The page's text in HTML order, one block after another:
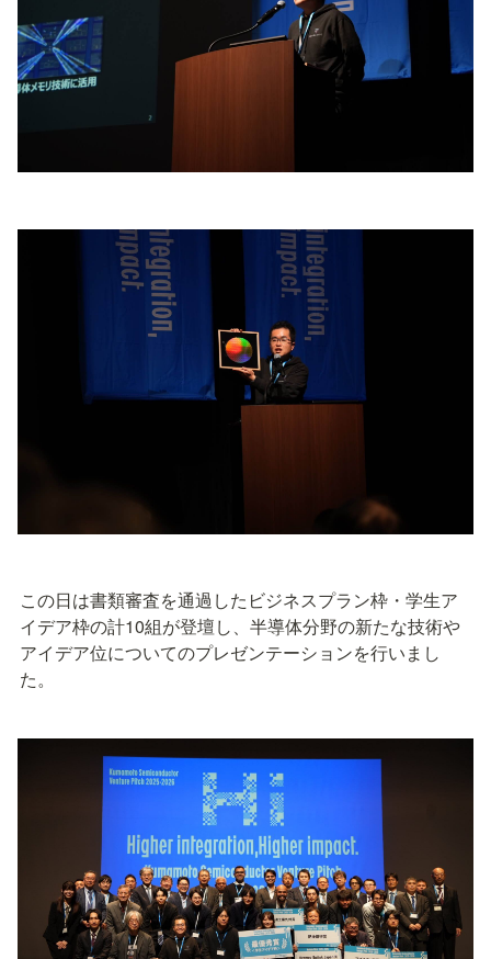
この日は書類審査を通過したビジネスプラン枠・学生ア
イデア枠の計10組が登壇し、半導体分野の新たな技術や
アイデア位についてのプレゼンテーションを行いまし
た。